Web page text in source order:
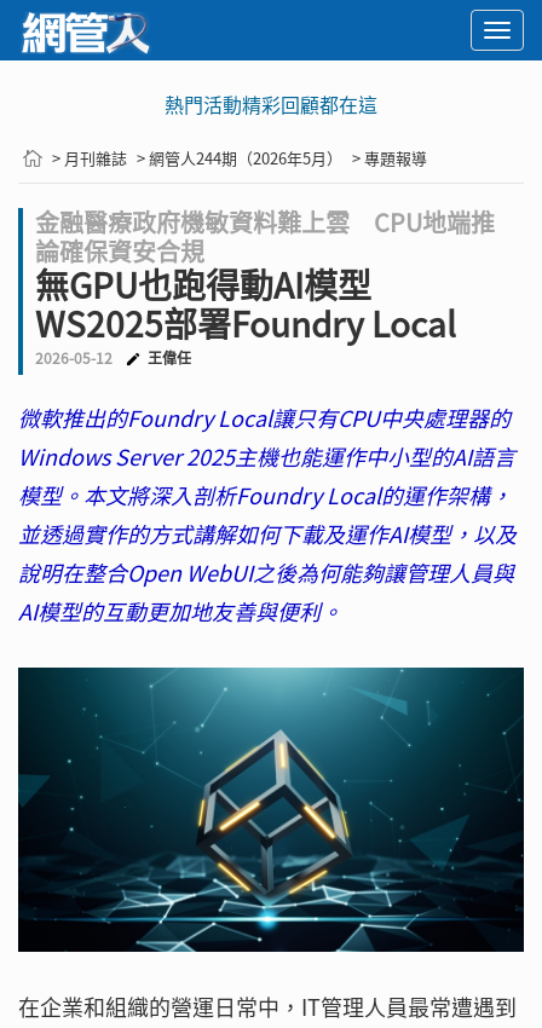
熱門活動精彩回顧都在這
> 月刊雜誌 > 網管人244期（2026年5月） > 專題報導
金融醫療政府機敏資料難上雲 CPU地端推
論確保資安合規
無GPU也跑得動AI模型
WS2025部署Foundry Local
2026-05-12 王偉任
微軟推出的Foundry Local讓只有CPU中央處理器的
Windows Server 2025主機也能運作中小型的AI語言
模型。本文將深入剖析Foundry Local的運作架構，
並透過實作的方式講解如何下載及運作AI模型，以及
說明在整合Open WebUI之後為何能夠讓管理人員與
AI模型的互動更加地友善與便利。
在企業和組織的營運日常中，IT管理人員最常遭遇到